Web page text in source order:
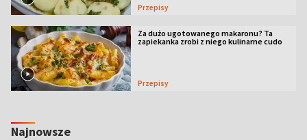
Przepisy
Za dużo ugotowanego makaronu? Ta
zapiekanka zrobi z niego kulinarne cudo
Przepisy
Najnowsze